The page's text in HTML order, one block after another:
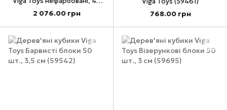
шт. (59166)
2 076.00 грн 768.00 грн